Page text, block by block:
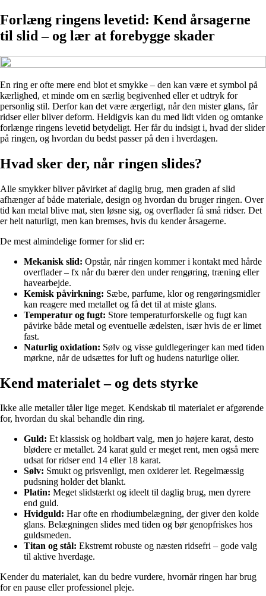
Forlæng ringens levetid: Kend årsagerne
til slid – og lær at forebygge skader
En ring er ofte mere end blot et smykke – den kan være et symbol på
kærlighed, et minde om en særlig begivenhed eller et udtryk for
personlig stil. Derfor kan det være ærgerligt, når den mister glans, får
ridser eller bliver deform. Heldigvis kan du med lidt viden og omtanke
forlænge ringens levetid betydeligt. Her får du indsigt i, hvad der slider
på ringen, og hvordan du bedst passer på den i hverdagen.
Hvad sker der, når ringen slides?
Alle smykker bliver påvirket af daglig brug, men graden af slid
afhænger af både materiale, design og hvordan du bruger ringen. Over
tid kan metal blive mat, sten løsne sig, og overflader få små ridser. Det
er helt naturligt, men kan bremses, hvis du kender årsagerne.
De mest almindelige former for slid er:
Mekanisk slid: Opstår, når ringen kommer i kontakt med hårde
overflader – fx når du bærer den under rengøring, træning eller
havearbejde.
Kemisk påvirkning: Sæbe, parfume, klor og rengøringsmidler
kan reagere med metallet og få det til at miste glans.
Temperatur og fugt: Store temperaturforskelle og fugt kan
påvirke både metal og eventuelle ædelsten, især hvis de er limet
fast.
Naturlig oxidation: Sølv og visse guldlegeringer kan med tiden
mørkne, når de udsættes for luft og hudens naturlige olier.
Kend materialet – og dets styrke
Ikke alle metaller tåler lige meget. Kendskab til materialet er afgørende
for, hvordan du skal behandle din ring.
Guld: Et klassisk og holdbart valg, men jo højere karat, desto
blødere er metallet. 24 karat guld er meget rent, men også mere
udsat for ridser end 14 eller 18 karat.
Sølv: Smukt og prisvenligt, men oxiderer let. Regelmæssig
pudsning holder det blankt.
Platin: Meget slidstærkt og ideelt til daglig brug, men dyrere
end guld.
Hvidguld: Har ofte en rhodiumbelægning, der giver den kolde
glans. Belægningen slides med tiden og bør genopfriskes hos
guldsmeden.
Titan og stål: Ekstremt robuste og næsten ridsefri – gode valg
til aktive hverdage.
Kender du materialet, kan du bedre vurdere, hvornår ringen har brug
for en pause eller professionel pleje.